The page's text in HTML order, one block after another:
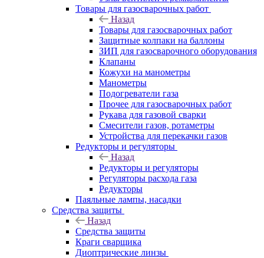
Товары для газосварочных работ
Назад
Товары для газосварочных работ
Защитные колпаки на баллоны
ЗИП для газосварочного оборудования
Клапаны
Кожухи на манометры
Манометры
Подогреватели газа
Прочее для газосварочных работ
Рукава для газовой сварки
Смесители газов, ротаметры
Устройства для перекачки газов
Редукторы и регуляторы
Назад
Редукторы и регуляторы
Регуляторы расхода газа
Редукторы
Паяльные лампы, насадки
Средства защиты
Назад
Средства защиты
Краги сварщика
Диоптрические линзы